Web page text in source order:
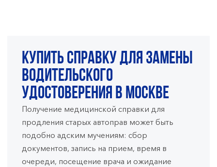
Купить справку для замены
водительского
удостоверения в Москве
Получение медицинской справки для
продления старых автоправ может быть
подобно адским мучениям: сбор
документов, запись на прием, время в
очереди, посещение врача и ожидание